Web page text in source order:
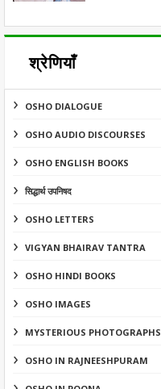
श्रेणियाँ
OSHO DIALOGUE
OSHO AUDIO DISCOURSES
OSHO ENGLISH BOOKS
सिद्धार्थ उपनिषद
OSHO LETTERS
VIGYAN BHAIRAV TANTRA
OSHO HINDI BOOKS
OSHO IMAGES
MYSTERIOUS PHOTOGRAPHS
OSHO IN RAJNEESHPURAM